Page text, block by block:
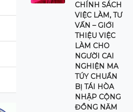
CHÍNH SÁCH
VIỆC LÀM, TƯ
VẤN – GIỚI
THIỆU VIỆC
LÀM CHO
NGƯỜI CAI
NGHIỆN MA
TÚY CHUẨN
BỊ TÁI HÒA
NHẬP CỘNG
ĐỒNG NĂM